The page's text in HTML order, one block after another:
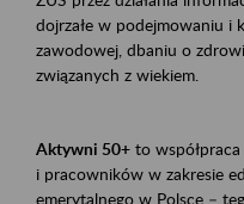
dojrzałe w podejmowaniu
zawodowej, dbaniu o
związanych z wiekiem.
Aktywni 50+ to
i pracowników w zakresie
emerytalnego w Polsce –